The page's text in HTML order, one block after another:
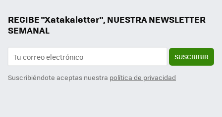
RECIBE "Xatakaletter", NUESTRA NEWSLETTER
SEMANAL
SUSCRIBIR
Suscribiéndote aceptas nuestra política de privacidad